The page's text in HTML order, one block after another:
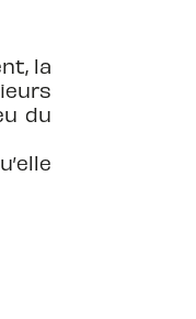
la
du